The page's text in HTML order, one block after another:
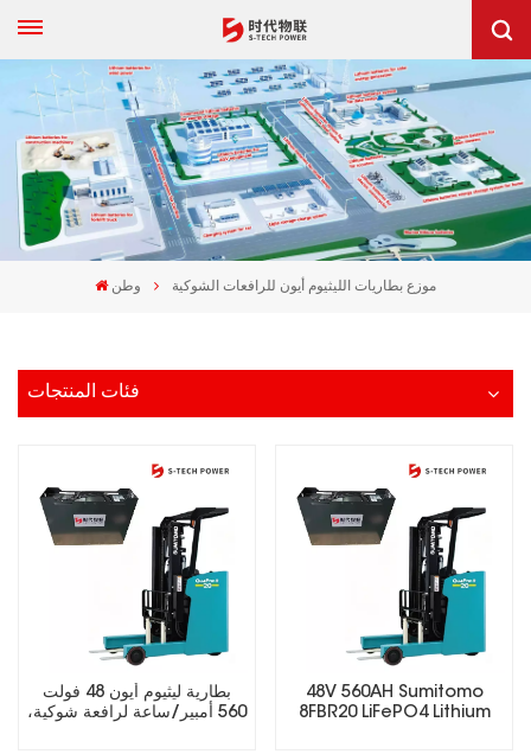
وطن موزع بطاريات الليثيوم أيون للرافعات الشوكية
فئات المنتجات
بطارية ليثيوم أيون 48 فولت
560 أمبير/ساعة لرافعة شوكية،
48V 560AH Sumitomo
8FBR20 LiFePO4 Lithium